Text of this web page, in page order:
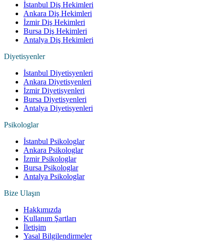
İstanbul Diş Hekimleri
Ankara Diş Hekimleri
İzmir Diş Hekimleri
Bursa Diş Hekimleri
Antalya Diş Hekimleri
Diyetisyenler
İstanbul Diyetisyenleri
Ankara Diyetisyenleri
İzmir Diyetisyenleri
Bursa Diyetisyenleri
Antalya Diyetisyenleri
Psikologlar
İstanbul Psikologlar
Ankara Psikologlar
İzmir Psikologlar
Bursa Psikologlar
Antalya Psikologlar
Bize Ulaşın
Hakkımızda
Kullanım Şartları
İletişim
Yasal Bilgilendirmeler